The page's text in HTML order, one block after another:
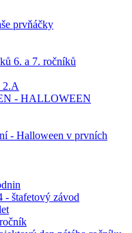
prvňáčky
6. a 7. ročníků
2.A
- HALLOWEEN
- Halloween v prvních
- štafetový závod